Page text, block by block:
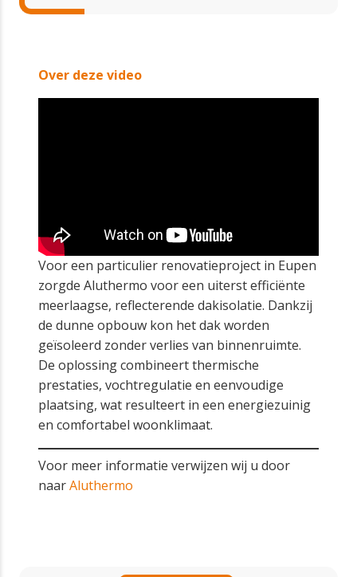
Over deze video
Voor een particulier renovatieproject in Eupen
zorgde Aluthermo voor een uiterst efficiënte
meerlaagse, reflecterende dakisolatie. Dankzij
de dunne opbouw kon het dak worden
geïsoleerd zonder verlies van binnenruimte.
De oplossing combineert thermische
prestaties, vochtregulatie en eenvoudige
plaatsing, wat resulteert in een energiezuinig
en comfortabel woonklimaat.
Voor meer informatie verwijzen wij u door
naarAluthermo